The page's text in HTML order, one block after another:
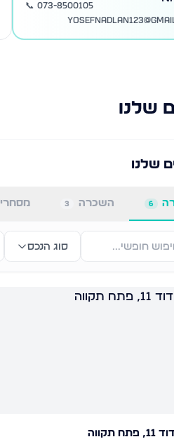
📞 073-8500105
שלנו
שלנו
6 השכרה 3 מסחרי
סוג הנכס
תקווה